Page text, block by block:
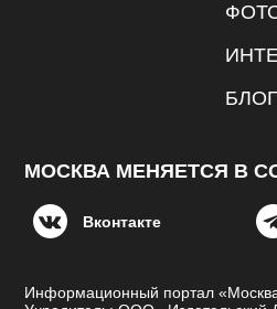
МОСКВА МЕНЯЕТСЯ В
Вконтакте
Информационный портал